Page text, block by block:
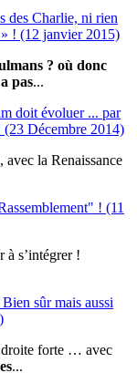
des Charlie, ni rien
! (12 janvier 2015)
? où donc
pas...
doit évoluer ... par
Décembre 2014)
avec la Renaissance
! (11
à s’intégrer !
sûr mais aussi
forte … avec
...